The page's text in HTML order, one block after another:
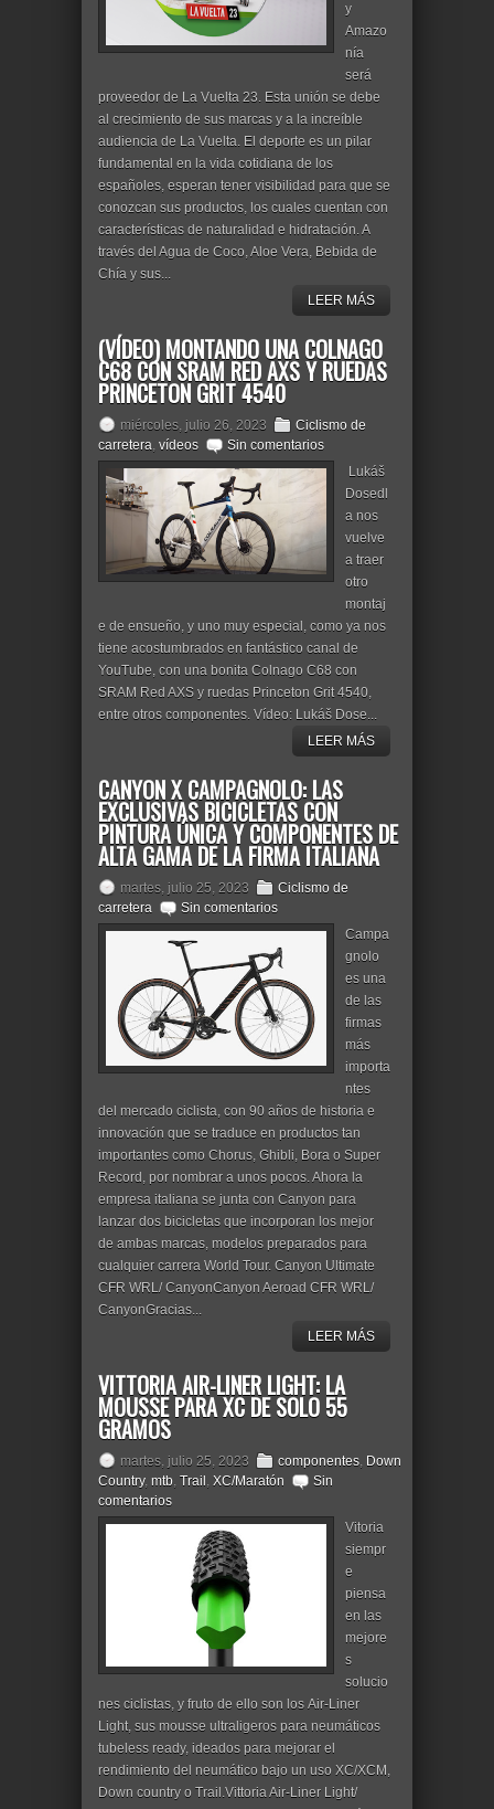
y
Amazo
nía
será
proveedor de La Vuelta 23. Esta unión se debe
al crecimiento de sus marcas y a la increíble
audiencia de La Vuelta. El deporte es un pilar
fundamental en la vida cotidiana de los
españoles, esperan tener visibilidad para que se
conozcan sus productos, los cuales cuentan con
características de naturalidad e hidratación. A
través del Agua de Coco, Aloe Vera, Bebida de
Chía y sus...
LEER MÁS
(VÍDEO) MONTANDO UNA COLNAGO
C68 CON SRAM RED AXS Y RUEDAS
PRINCETON GRIT 4540
miércoles, julio 26, 2023
Ciclismo de
carretera, vídeos
Sin comentarios
Lukáš
Dosedl
a nos
vuelve
a traer
otro
montaj
e de ensueño, y uno muy especial, como ya nos
tiene acostumbrados en fantástico canal de
YouTube, con una bonita Colnago C68 con
SRAM Red AXS y ruedas Princeton Grit 4540,
entre otros componentes. Vídeo: Lukáš Dose...
LEER MÁS
CANYON X CAMPAGNOLO: LAS
EXCLUSIVAS BICICLETAS CON
PINTURA ÚNICA Y COMPONENTES DE
ALTA GAMA DE LA FIRMA ITALIANA
martes, julio 25, 2023
Ciclismo de
carretera
Sin comentarios
Campa
gnolo
es una
de las
firmas
más
importa
ntes
del mercado ciclista, con 90 años de historia e
innovación que se traduce en productos tan
importantes como Chorus, Ghibli, Bora o Super
Record, por nombrar a unos pocos. Ahora la
empresa italiana se junta con Canyon para
lanzar dos bicicletas que incorporan los mejor
de ambas marcas, modelos preparados para
cualquier carrera World Tour. Canyon Ultimate
CFR WRL/ CanyonCanyon Aeroad CFR WRL/
CanyonGracias...
LEER MÁS
VITTORIA AIR-LINER LIGHT: LA
MOUSSE PARA XC DE SOLO 55
GRAMOS
martes, julio 25, 2023 componentes, Down
Country, mtb, Trail , XC/Maratón
Sin
comentarios
Vitoria
siempr
e
piensa
en las
mejore
s
solucio
nes ciclistas, y fruto de ello son los Air-Liner
Light, sus mousse ultraligeros para neumáticos
tubeless ready, ideados para mejorar el
rendimiento del neumático bajo un uso XC/XCM,
Down country o Trail.Vittoria Air-Liner Light/